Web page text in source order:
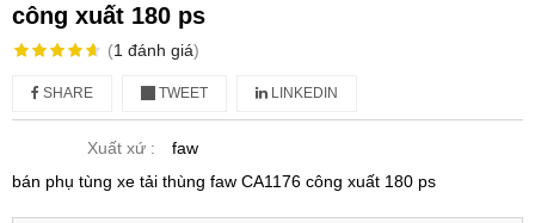
công xuất 180 ps
(1 đánh giá)
SHARE TWEET LINKEDIN
Xuất xứ :
faw
bán phụ tùng xe tải thùng faw CA1176 công xuất 180 ps